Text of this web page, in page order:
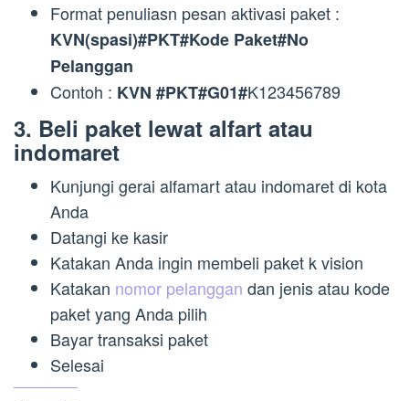
Format penuliasn pesan aktivasi paket :
KVN(spasi)#PKT#Kode Paket#No
Pelanggan
Contoh : KVN #PKT#G01#K123456789
3. Beli paket lewat alfart atau
indomaret
Kunjungi gerai alfamart atau indomaret di kota
Anda
Datangi ke kasir
Katakan Anda ingin membeli paket k vision
Katakan nomor pelanggan dan jenis atau kode
paket yang Anda pilih
Bayar transaksi paket
Selesai